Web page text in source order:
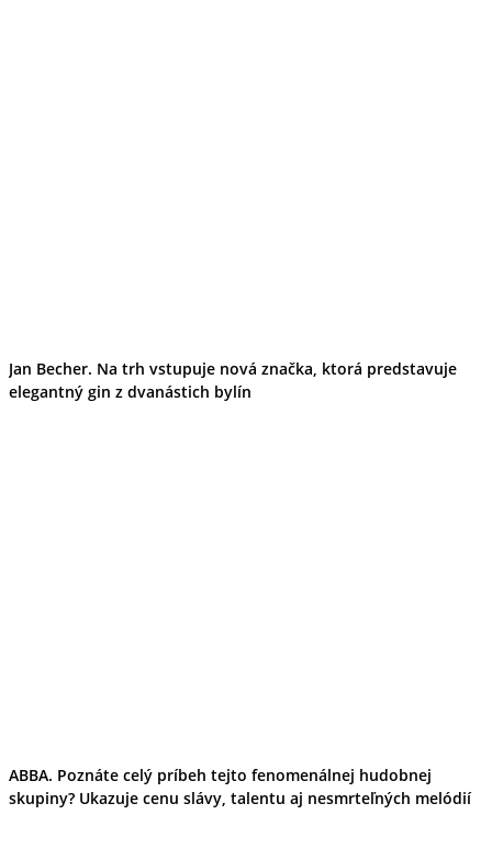
Jan Becher. Na trh vstupuje nová značka, ktorá predstavuje
elegantný gin z dvanástich bylín
ABBA. Poznáte celý príbeh tejto fenomenálnej hudobnej
skupiny? Ukazuje cenu slávy, talentu aj nesmrteľných melódií